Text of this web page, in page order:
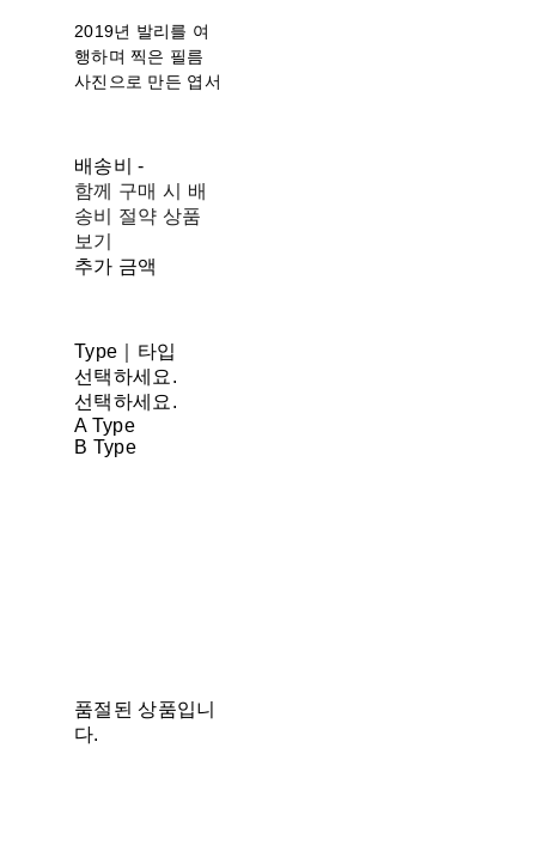
2019년 발리를 여
행하며 찍은 필름
사진으로 만든 엽서
배송비-
함께 구매 시 배
송비 절약 상품
보기
추가 금액
Type｜타입
선택하세요.
선택하세요.
A Type
B Type
품절된 상품입니
다.